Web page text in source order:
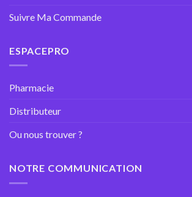
Suivre Ma Commande
ESPACEPRO
Pharmacie
Distributeur
Ou nous trouver ?
NOTRE COMMUNICATION